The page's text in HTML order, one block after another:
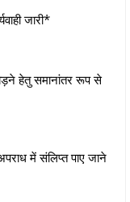
जारी*
हेतु समानांतर रूप से
में संलिप्त पाए जाने